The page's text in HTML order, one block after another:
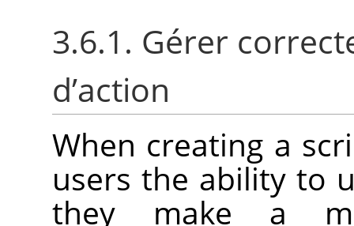
3.6.1. Gérer
d’action
When creating a
users the ability to
they make a